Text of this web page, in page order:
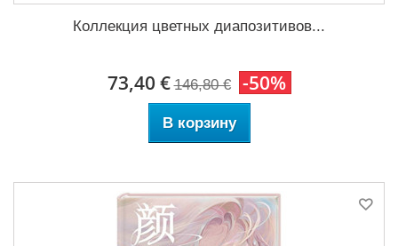
Коллекция цветных диапозитивов...
73,40 € 146,80 € -50%
В корзину